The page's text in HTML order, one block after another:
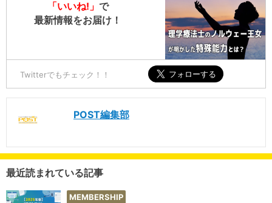
「いいね!」 で
最新情報をお届け！
Twitterでもチェック！！
POST編集部
最近読まれている記事
MEMBERSHIP